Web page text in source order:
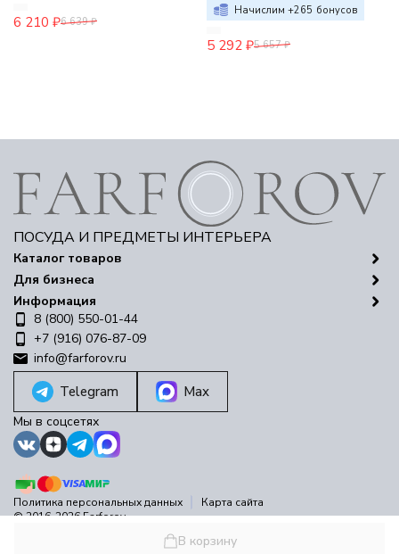
В корзину
6 210 ₽6 639 ₽
Начислим +265 бонусов
5 292 ₽5 657 ₽
ПОСУДА И ПРЕДМЕТЫ ИНТЕРЬЕРА
Каталог товаров
Для бизнеса
Информация
8 (800) 550-01-44
+7 (916) 076-87-09
info@farforov.ru
Telegram Max
Мы в соцсетях
Политика персональных данных
Карта сайта
© 2016-2026 Farforov